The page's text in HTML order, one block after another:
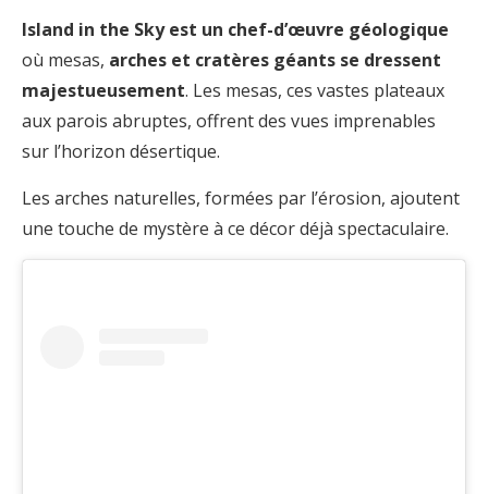
Island in the Sky est un chef-d’œuvre géologique
où mesas, arches et cratères géants se dressent
majestueusement. Les mesas, ces vastes plateaux
aux parois abruptes, offrent des vues imprenables
sur l’horizon désertique.
Les arches naturelles, formées par l’érosion, ajoutent
une touche de mystère à ce décor déjà spectaculaire.